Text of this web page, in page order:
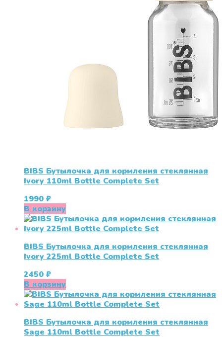
BIBS Бутылочка для кормления стеклянная
Ivory 110ml Bottle Complete Set
1990 ₽
В корзину
BIBS Бутылочка для кормления стеклянная
Ivory 225ml Bottle Complete Set
2450 ₽
В корзину
BIBS Бутылочка для кормления стеклянная
Sage 110ml Bottle Complete Set